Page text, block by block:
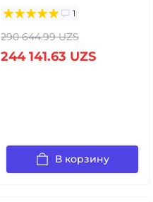
1
290 644.99 UZS
244 141.63 UZS
В корзину